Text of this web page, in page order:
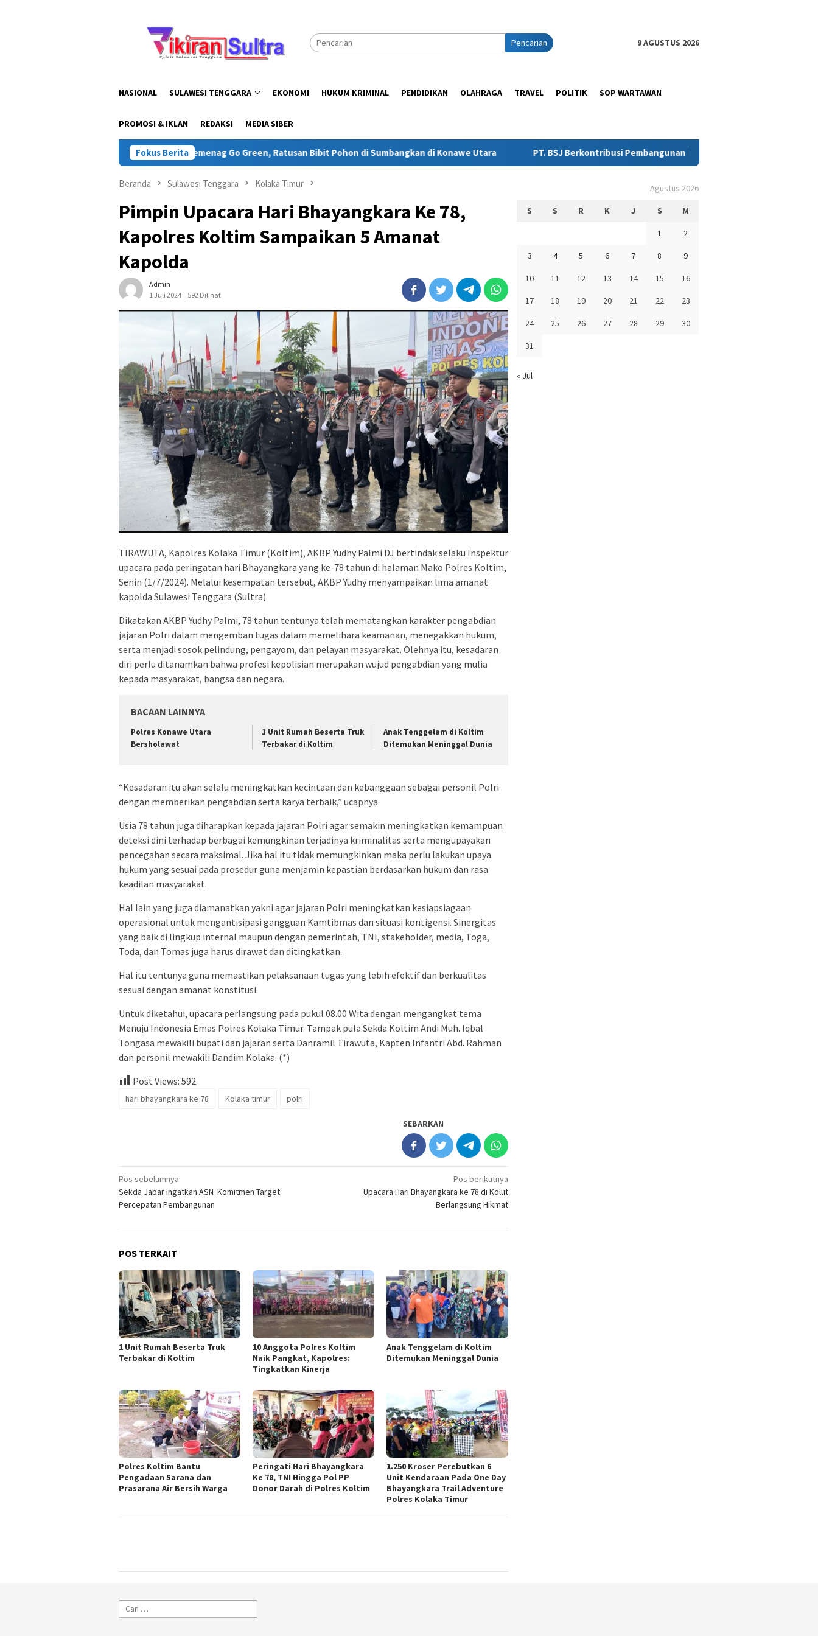
Pencarian
9 AGUSTUS 2026
NASIONAL SULAWESI TENGGARA EKONOMI HUKUM KRIMINAL PENDIDIKAN OLAHRAGA TRAVEL POLITIK SOP WARTAWAN
PROMOSI & IKLAN REDAKSI MEDIA SIBER
Fokus Berita
Bumi Putera Dukung Program Kemenag Go Green, Ratusan Bibit Pohon di Sumbangkan di Konawe Utara PT. BSJ Berkontribusi Pembangunan Dua Balai Desa di Laskep
Beranda Sulawesi Tenggara Kolaka Timur
Pimpin Upacara Hari Bhayangkara Ke 78,
Kapolres Koltim Sampaikan 5 Amanat
Kapolda
Admin
1 Juli 2024
592 Dilihat
TIRAWUTA, Kapolres Kolaka Timur (Koltim), AKBP Yudhy Palmi DJ bertindak selaku Inspektur
upacara pada peringatan hari Bhayangkara yang ke-78 tahun di halaman Mako Polres Koltim,
Senin (1/7/2024). Melalui kesempatan tersebut, AKBP Yudhy menyampaikan lima amanat
kapolda Sulawesi Tenggara (Sultra).
Dikatakan AKBP Yudhy Palmi, 78 tahun tentunya telah mematangkan karakter pengabdian
jajaran Polri dalam mengemban tugas dalam memelihara keamanan, menegakkan hukum,
serta menjadi sosok pelindung, pengayom, dan pelayan masyarakat. Olehnya itu, kesadaran
diri perlu ditanamkan bahwa profesi kepolisian merupakan wujud pengabdian yang mulia
kepada masyarakat, bangsa dan negara.
BACAAN LAINNYA
Polres Konawe Utara
Bersholawat
1 Unit Rumah Beserta Truk
Terbakar di Koltim
Anak Tenggelam di Koltim
Ditemukan Meninggal Dunia
“Kesadaran itu akan selalu meningkatkan kecintaan dan kebanggaan sebagai personil Polri
dengan memberikan pengabdian serta karya terbaik,” ucapnya.
Usia 78 tahun juga diharapkan kepada jajaran Polri agar semakin meningkatkan kemampuan
deteksi dini terhadap berbagai kemungkinan terjadinya kriminalitas serta mengupayakan
pencegahan secara maksimal. Jika hal itu tidak memungkinkan maka perlu lakukan upaya
hukum yang sesuai pada prosedur guna menjamin kepastian berdasarkan hukum dan rasa
keadilan masyarakat.
Hal lain yang juga diamanatkan yakni agar jajaran Polri meningkatkan kesiapsiagaan
operasional untuk mengantisipasi gangguan Kamtibmas dan situasi kontigensi. Sinergitas
yang baik di lingkup internal maupun dengan pemerintah, TNI, stakeholder, media, Toga,
Toda, dan Tomas juga harus dirawat dan ditingkatkan.
Hal itu tentunya guna memastikan pelaksanaan tugas yang lebih efektif dan berkualitas
sesuai dengan amanat konstitusi.
Untuk diketahui, upacara perlangsung pada pukul 08.00 Wita dengan mengangkat tema
Menuju Indonesia Emas Polres Kolaka Timur. Tampak pula Sekda Koltim Andi Muh. Iqbal
Tongasa mewakili bupati dan jajaran serta Danramil Tirawuta, Kapten Infantri Abd. Rahman
dan personil mewakili Dandim Kolaka. (*)
Post Views: 592
hari bhayangkara ke 78 Kolaka timur polri
SEBARKAN
Navigasi
pos
Pos sebelumnya
Sekda Jabar Ingatkan ASN Komitmen Target
Percepatan Pembangunan
Pos berikutnya
Upacara Hari Bhayangkara ke 78 di Kolut
Berlangsung Hikmat
POS TERKAIT
1 Unit Rumah Beserta Truk
Terbakar di Koltim
10 Anggota Polres Koltim
Naik Pangkat, Kapolres:
Tingkatkan Kinerja
Anak Tenggelam di Koltim
Ditemukan Meninggal Dunia
Polres Koltim Bantu
Pengadaan Sarana dan
Prasarana Air Bersih Warga
Peringati Hari Bhayangkara
Ke 78, TNI Hingga Pol PP
Donor Darah di Polres Koltim
1.250 Kroser Perebutkan 6
Unit Kendaraan Pada One Day
Bhayangkara Trail Adventure
Polres Kolaka Timur
Agustus 2026
S S R K J S M
1 2
3 4 5 6 7 8 9
10 11 12 13 14 15 16
17 18 19 20 21 22 23
24 25 26 27 28 29 30
31
« Jul
Cari
untuk: